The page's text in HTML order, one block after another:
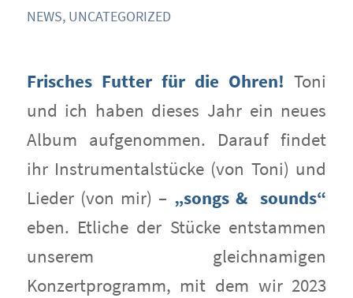
NEWS, UNCATEGORIZED
Frisches Futter für die Ohren! Toni
und ich haben dieses Jahr ein neues
Album aufgenommen. Darauf findet
ihr Instrumentalstücke (von Toni) und
Lieder (von mir) – „songs & sounds“
eben. Etliche der Stücke entstammen
unserem gleichnamigen
Konzertprogramm, mit dem wir 2023